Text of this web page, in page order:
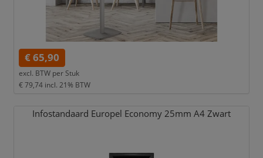
€ 65,90
excl. BTW per Stuk
€ 79,74 incl. 21% BTW
Infostandaard Europel Economy 25mm A4 Zwart